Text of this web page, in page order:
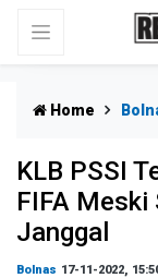
Home
KLB PSSI
FIFA Meski
Janggal
Bolnas 17-11-2022,